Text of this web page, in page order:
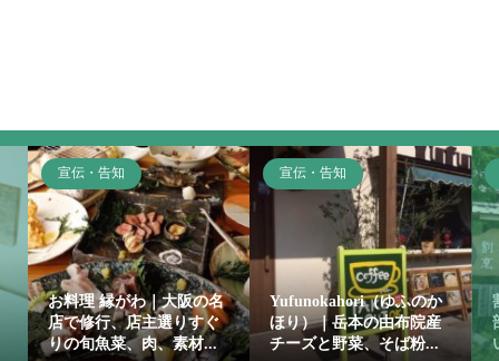
宣伝・告知
お料理 縁がわ｜大阪の名
店で修行、店主選りすぐ
りの旬魚菜、肉、素材...
宣伝・告知
Yufunokahori（ゆふのか
ほり）｜岳本の由布院産
チーズと野菜、そば粉...